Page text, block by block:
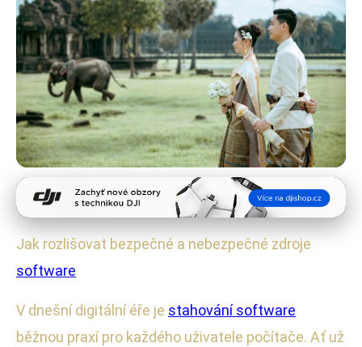
Správa a bezpečnost zařízení
Jak Bezpečně Stahovat Software:
Rozlišení Důvěryhodných Zdrojů
Jak rozlišovat bezpečné a nebezpečné zdroje
software
V dnešní digitální éře je stahování software
běžnou praxí pro každého uživatele počítače. Ať už